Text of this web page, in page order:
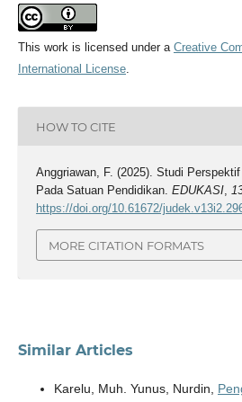
This work is licensed under a Creative
International License.
HOW TO CITE
Anggriawan, F. (2025). Studi
Pada Satuan Pendidikan. EDUKASI,
https://doi.org/10.61672/
MORE CITATION FORMATS
Similar Articles
Karelu, Muh. Yunus, Nurdin,